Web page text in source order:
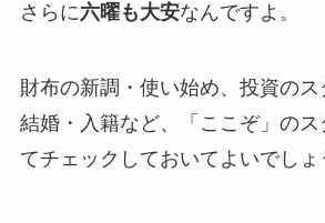
さらに六曜も大安なんですよ。
財布の新調・使い始め、投資のス
結婚・入籍など、「ここぞ」のス
てチェックしておいてよいでしょ